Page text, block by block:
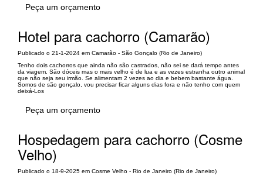
Peça um orçamento
Hotel para cachorro (Camarão)
Publicado o 21-1-2024 em Camarão - São Gonçalo (Rio de Janeiro)
Tenho dois cachorros que ainda não são castrados, não sei se dará tempo antes
da viagem. São dóceis mas o mais velho é de lua e as vezes estranha outro animal
que não seja seu irmão. Se alimentam 2 vezes ao dia e bebem bastante água.
Somos de são gonçalo, vou precisar ficar alguns dias fora e não tenho com quem
deixá-Los
Peça um orçamento
Hospedagem para cachorro (Cosme
Velho)
Publicado o 18-9-2025 em Cosme Velho - Rio de Janeiro (Rio de Janeiro)